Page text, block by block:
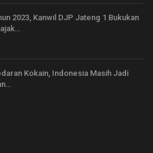
2023, Kanwil DJP Jateng 1 Bukukan
Kokain, Indonesia Masih Jadi